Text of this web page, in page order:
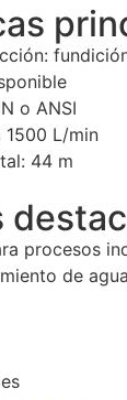
o ANSI
1500 L/min
44 m
procesos
de